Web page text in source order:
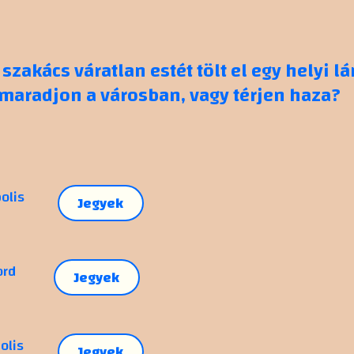
váratlan estét tölt el egy helyi
a városban, vagy térjen haza?
Jegyek
Jegyek